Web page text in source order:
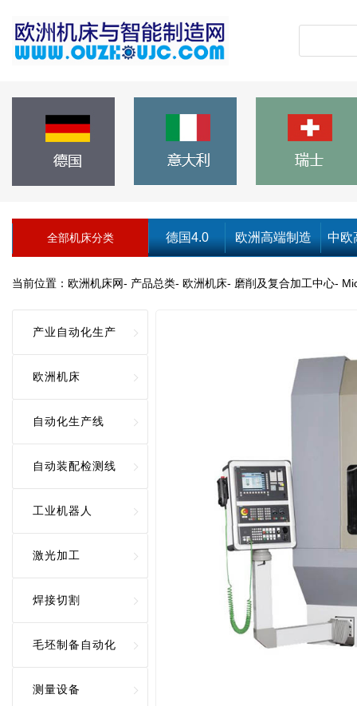
全部机床分类 德国4.0 欧洲高端制造 中欧
当前位置： 欧洲机床网- 产品总类- 欧洲机床- 磨削及复合加工中心-
产业自动化生产
欧洲机床
自动化生产线
自动装配检测线
工业机器人
激光加工
焊接切割
毛坯制备自动化
测量设备